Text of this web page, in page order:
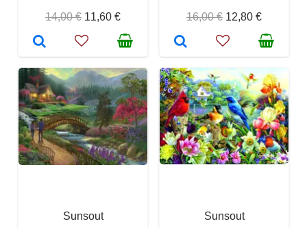
14,00 € 11,60 €
16,00 € 12,80 €
Sunsout
Sunsout